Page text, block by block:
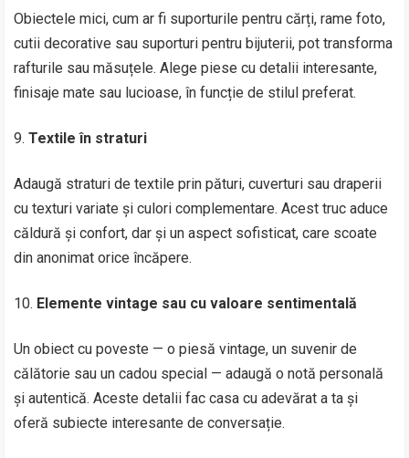
Obiectele mici, cum ar fi suporturile pentru cărți, rame foto,
cutii decorative sau suporturi pentru bijuterii, pot transforma
rafturile sau măsuțele. Alege piese cu detalii interesante,
finisaje mate sau lucioase, în funcție de stilul preferat.
Textile în straturi
Adaugă straturi de textile prin pături, cuverturi sau draperii
cu texturi variate și culori complementare. Acest truc aduce
căldură și confort, dar și un aspect sofisticat, care scoate
din anonimat orice încăpere.
Elemente vintage sau cu valoare sentimentală
Un obiect cu poveste — o piesă vintage, un suvenir de
călătorie sau un cadou special — adaugă o notă personală
și autentică. Aceste detalii fac casa cu adevărat a ta și
oferă subiecte interesante de conversație.